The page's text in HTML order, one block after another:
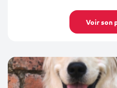
Voir son